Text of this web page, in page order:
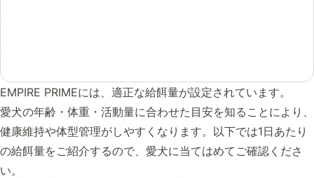
EMPIRE PRIMEには、適正な給餌量が設定されています。
愛犬の年齢・体重・活動量に合わせた目安を知ることにより、
健康維持や体型管理がしやすくなります。以下では1日あたり
の給餌量をご紹介するので、愛犬に当てはめてご確認くださ
い。